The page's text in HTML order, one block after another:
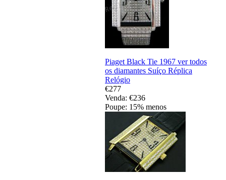
Piaget Black Tie 1967 ver todos
os diamantes Suíço Réplica
Relógio
€277
Venda: €236
Poupe: 15% menos